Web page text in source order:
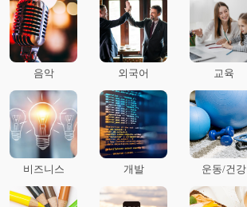
음악 외국어 교육
비즈니스 개발 운동/건강